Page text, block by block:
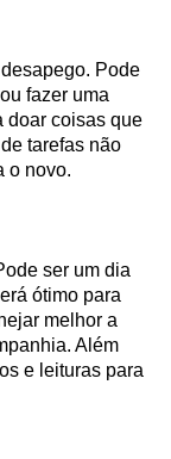
Pode
fazer uma
doar coisas que
tarefas não
o novo.
ser um dia
ótimo para
melhor a
Além
e leituras para